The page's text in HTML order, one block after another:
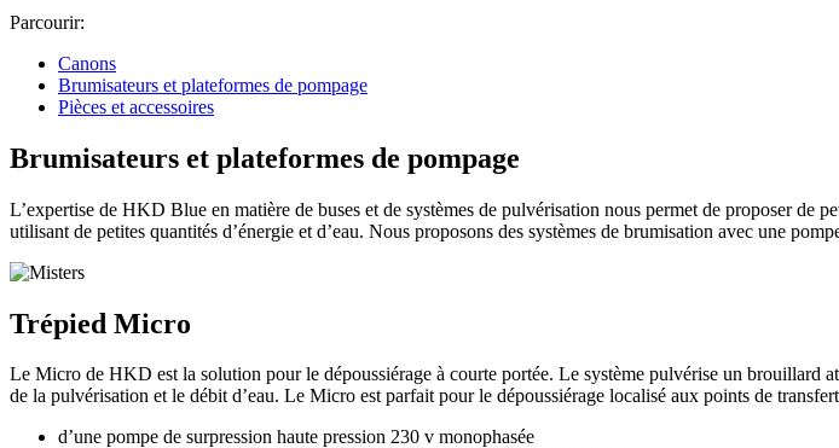
Parcourir:
Canons
Brumisateurs et plateformes de pompage
Pièces et accessoires
Brumisateurs et plateformes de pompage
L’expertise de HKD Blue en matière de buses et de systèmes de pulvérisation nous permet de proposer de
utilisant de petites quantités d’énergie et d’eau. Nous proposons des systèmes de brumisation avec une
Trépied Micro
Le Micro de HKD est la solution pour le dépoussiérage à courte portée. Le système pulvérise un brouillard
de la pulvérisation et le débit d’eau. Le Micro est parfait pour le dépoussiérage localisé aux points de
d’une pompe de surpression haute pression 230 v monophasée